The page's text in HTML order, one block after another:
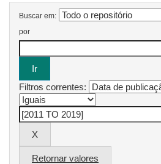
Buscar em:
por
Filtros correntes:
Retornar valores